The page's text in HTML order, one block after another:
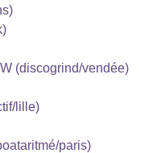
(discogrind/vendée)
lille)
paris)